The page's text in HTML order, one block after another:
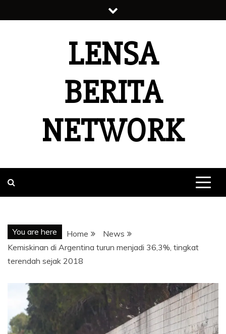
to
LENSA
BERITA
NETWORK
You are here Home
News
Kemiskinan di Argentina turun menjadi 36,3%, tingkat
terendah sejak 2018